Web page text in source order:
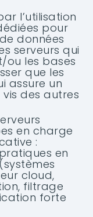
l’utilisation
pour
données
serveurs qui
ou les bases
que les
assure un
des autres
en charge
:
en
cloud,
filtrage
forte